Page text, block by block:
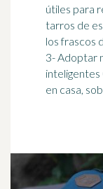
útiles para
tarros de
los frascos
3- Adoptar
en casa,